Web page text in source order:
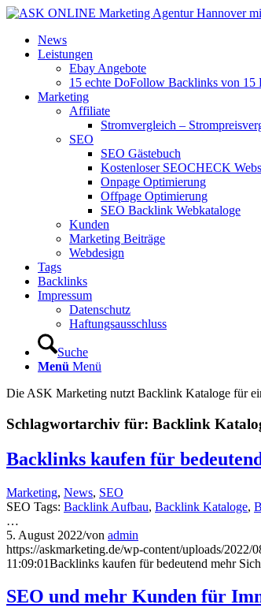
News
Leistungen
Ebay Angebote
15 echte DoFollow Backlinks von 15
Marketing
Affiliate
Stromvergleich –
SEO
SEO Gästebuch
Kostenloser SEOCHECK
Onpage Optimierung
Offpage Optimierung
SEO Backlink Webkataloge
Kunden
Marketing Beiträge
Webdesign
Tags
Backlinks
Impressum
Datenschutz
Haftungsausschluss
Suche
Menü Menü
Die ASK Marketing nutzt Backlink Kataloge für
Schlagwortarchiv für: Backlink
Backlinks kaufen für
Marketing, News, SEO
SEO Tags: Backlink Aufbau, Backlink Kataloge,
…
5. August 2022/von admin
https://askmarketing.de/wp-content/uploads/2022/
11:09:01Backlinks kaufen für bedeutend mehr
SEO und mehr Kunden für